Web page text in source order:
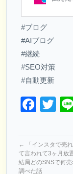
#ブログ
#AIブログ
#継続
#SEO対策
#自動更新
←
「インスタで売
て言われて3ヶ月放
結局どのSNSで何
調べた話